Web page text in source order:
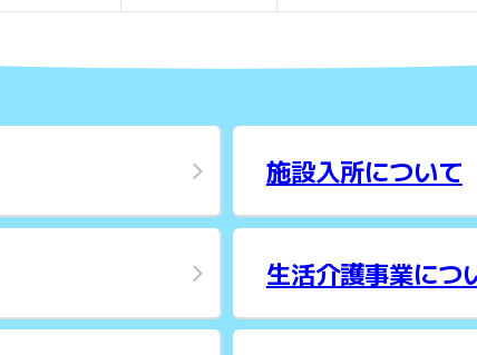
施設入所について
生活介護事業につ